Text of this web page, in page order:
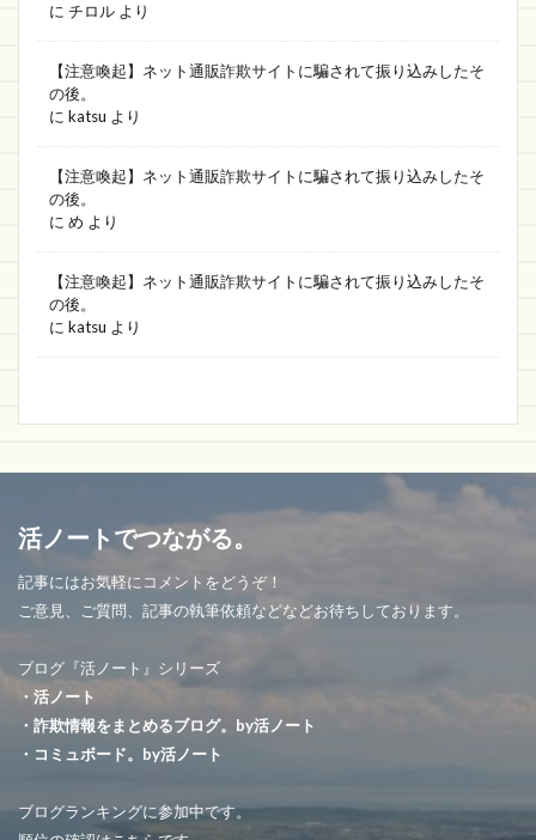
に チロル より
【注意喚起】ネット通販詐欺サイトに騙されて振り込みしたそ
の後。
に katsu より
【注意喚起】ネット通販詐欺サイトに騙されて振り込みしたそ
の後。
に め より
【注意喚起】ネット通販詐欺サイトに騙されて振り込みしたそ
の後。
に katsu より
活ノートでつながる。
記事にはお気軽にコメントをどうぞ！
ご意見、ご質問、記事の執筆依頼などなどお待ちしております。
ブログ『活ノート』シリーズ
・活ノート
・詐欺情報をまとめるブログ。by活ノート
・コミュボード。by活ノート
ブログランキングに参加中です。